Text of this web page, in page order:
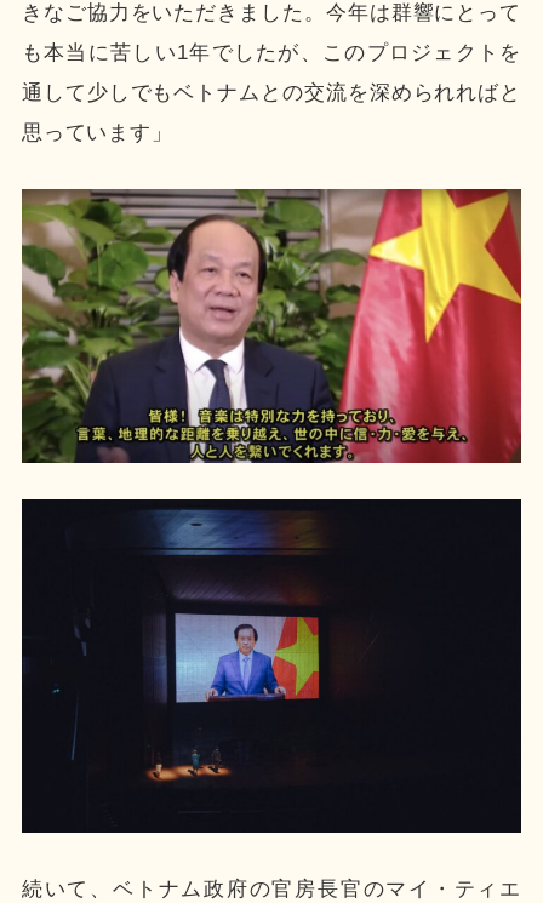
きなご協力をいただきました。今年は群響にとって
も本当に苦しい1年でしたが、このプロジェクトを
通して少しでもベトナムとの交流を深められればと
思っています」
続いて、ベトナム政府の官房長官のマイ・ティエ